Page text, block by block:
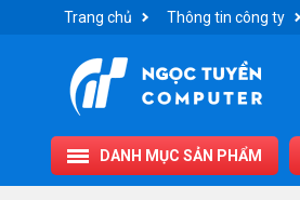
Trang chủ Thông tin công ty
DANH MỤC SẢN PHẨM